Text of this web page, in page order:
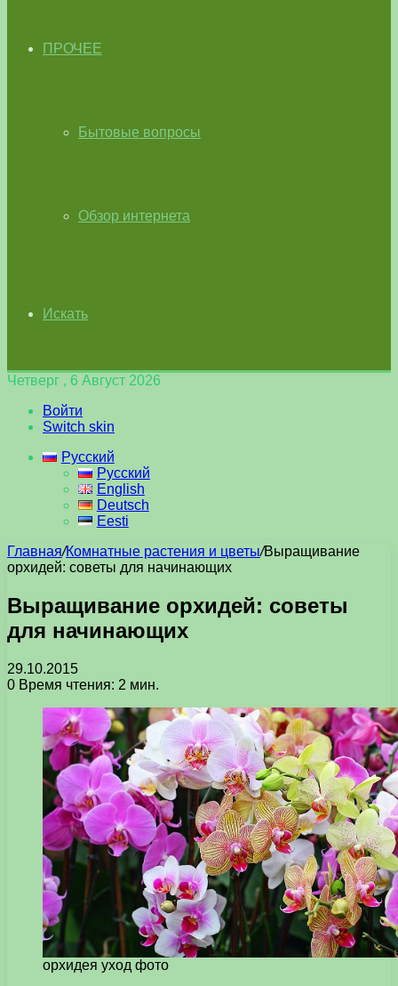
ПРОЧЕЕ
Бытовые вопросы
Обзор интернета
Искать
Четверг , 6 Август 2026
Войти
Switch skin
Русский
Русский
English
Deutsch
Eesti
Главная/Комнатные растения и цветы/Выращивание
орхидей: советы для начинающих
Выращивание орхидей: советы
для начинающих
29.10.2015
0 Время чтения: 2 мин.
орхидея уход фото